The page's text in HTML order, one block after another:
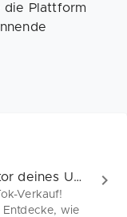
die Plattform
Mach TikTok zum Motor deines Umsatzes!
Verkauf!
Entdecke, wie